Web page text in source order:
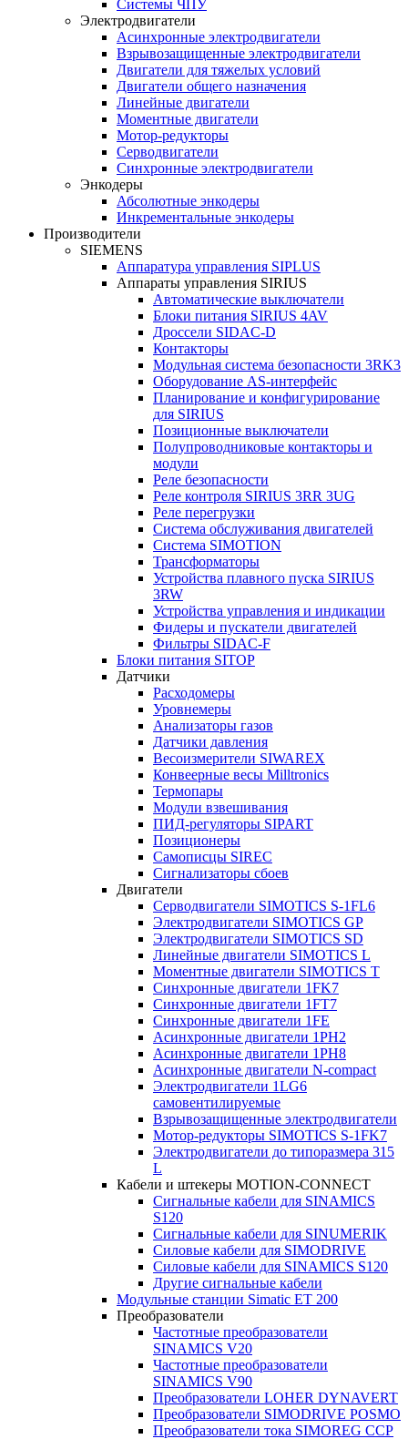
Системы ЧПУ
Электродвигатели
Асинхронные электродвигатели
Взрывозащищенные электродвигатели
Двигатели для тяжелых условий
Двигатели общего назначения
Линейные двигатели
Моментные двигатели
Мотор-редукторы
Серводвигатели
Синхронные электродвигатели
Энкодеры
Абсолютные энкодеры
Инкрементальные энкодеры
Производители
SIEMENS
Аппаратура управления SIPLUS
Аппараты управления SIRIUS
Автоматические выключатели
Блоки питания SIRIUS 4AV
Дроссели SIDAC-D
Контакторы
Модульная система безопасности 3RK3
Оборудование AS-интерфейс
Планирование и конфигурирование
для SIRIUS
Позиционные выключатели
Полупроводниковые контакторы и
модули
Реле безопасности
Реле контроля SIRIUS 3RR 3UG
Реле перегрузки
Сиcтема обслуживания двигателей
Система SIMOTION
Трансформаторы
Устройства плавного пуска SIRIUS
3RW
Устройства управления и индикации
Фидеры и пускатели двигателей
Фильтры SIDAC-F
Блоки питания SITOP
Датчики
Расходомеры
Уровнемеры
Анализаторы газов
Датчики давления
Весоизмерители SIWAREX
Конвеерные весы Milltronics
Термопары
Модули взвешивания
ПИД-регуляторы SIPART
Позиционеры
Самописцы SIREC
Сигнализаторы сбоев
Двигатели
Серводвигатели SIMOTICS S-1FL6
Электродвигатели SIMOTICS GP
Электродвигатели SIMOTICS SD
Линейные двигатели SIMOTICS L
Моментные двигатели SIMOTICS T
Синхронные двигатели 1FK7
Синхронные двигатели 1FT7
Синхронные двигатели 1FE
Асинхронные двигатели 1PH2
Асинхронные двигатели 1PH8
Асинхронные двигатели N-compact
Электродвигатели 1LG6
cамовентилируемые
Взрывозащищенные электродвигатели
Мотор-редукторы SIMOTICS S-1FK7
Электродвигатели до типоразмера 315
L
Кабели и штекеры MOTION-CONNECT
Сигнальные кабели для SINAMICS
S120
Сигнальные кабели для SINUMERIK
Силовые кабели для SIMODRIVE
Силовые кабели для SINAMICS S120
Другие сигнальные кабели
Модульные станции Simatic ET 200
Преобразователи
Частотные преобразователи
SINAMICS V20
Частотные преобразователи
SINAMICS V90
Преобразователи LOHER DYNAVERT
Преобразователи SIMODRIVE POSMO
Преобразователи тока SIMOREG CCP